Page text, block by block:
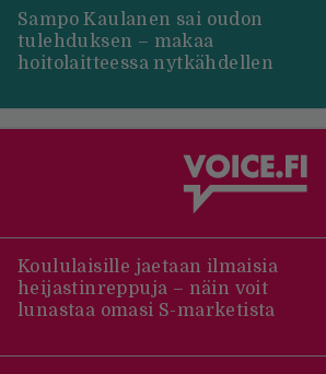
Sampo Kaulanen sai oudon
tulehduksen – makaa
hoitolaitteessa nytkähdellen
Koululaisille jaetaan ilmaisia
heijastinreppuja – näin voit
lunastaa omasi S-marketista